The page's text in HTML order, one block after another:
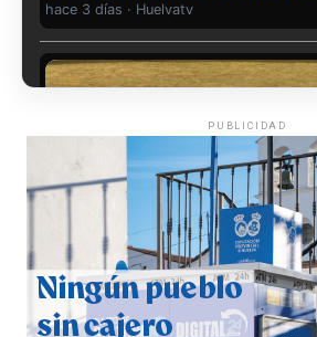
hace 3 días · Huelvatv
QUINTA CORRIDA DE LAS
2026
hace 4 días·Huelvatv
PUBLICIDAD